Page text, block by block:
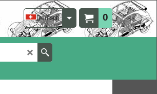
0
Deutsch